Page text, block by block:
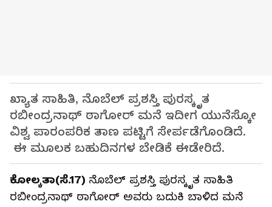
ಖ್ಯಾತ ಸಾಹಿತಿ, ನೊಬೆಲ್ ಪ್ರಶಸ್ತಿ ಪುರಸ್ಕೃತ
ರಬೀಂದ್ರನಾಥ್ ಠಾಗೋರ್ ಮನೆ ಇದೀಗ ಯುನೆಸ್ಕೋ
ವಿಶ್ವ ಪಾರಂಪರಿಕ ತಾಣ ಪಟ್ಟಿಗೆ ಸೇರ್ಪಡೆಗೊಂಡಿದೆ.
ಈ ಮೂಲಕ ಬಹುದಿನಗಳ ಬೇಡಿಕೆ ಈಡೇರಿದೆ.
ಕೋಲ್ಕತಾ(ಸೆ.17) ನೊಬೆಲ್ ಪ್ರಶಸ್ತಿ ಪುರಸ್ಕೃತ ಸಾಹಿತಿ
ರಬೀಂದ್ರನಾಥ್ ಠಾಗೋರ್ ಅವರು ಬದುಕಿ ಬಾಳಿದ ಮನೆ